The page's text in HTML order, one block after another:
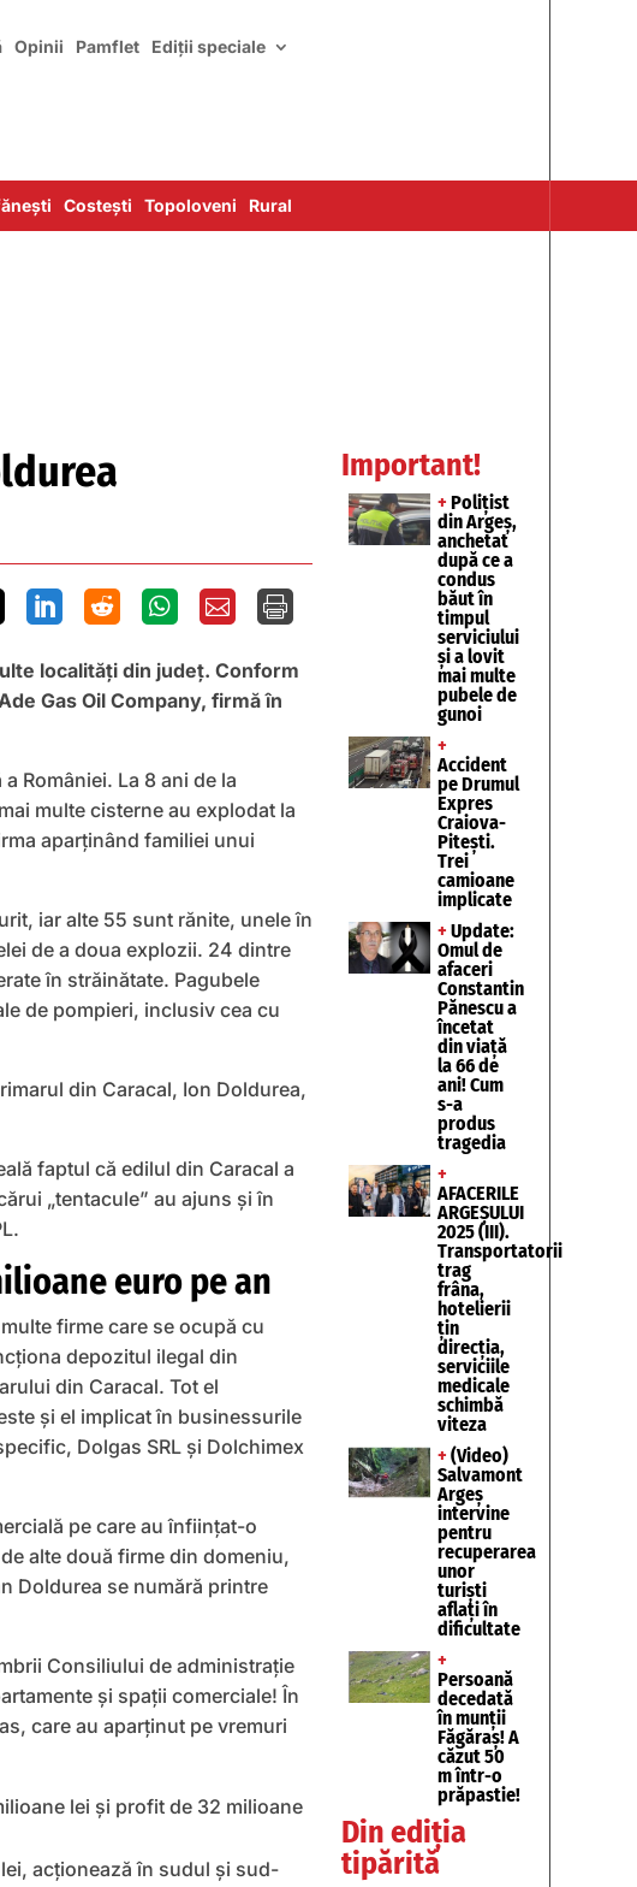
Opinii Pamflet Ediții speciale
Costești Topoloveni Rural
    
localităţi din judeţ. Conform
Gas Oil Company, firmă în
României. La 8 ani de la
multe cisterne au explodat la
aparţinând familiei unui
iar alte 55 sunt rănite, unele în
de a doua explozii. 24 dintre
în străinătate. Pagubele
de pompieri, inclusiv cea cu
din Caracal, Ion Doldurea,
faptul că edilul din Caracal a
„tentacule” au ajuns şi în
euro pe an
firme care se ocupă cu
depozitul ilegal din
din Caracal. Tot el
şi el implicat în businessurile
Dolgas SRL şi Dolchimex
pe care au înființat-o
alte două firme din domeniu,
Doldurea se numără printre
Consiliului de administraţie
și spații comerciale! În
care au aparţinut pe vremuri
lei şi profit de 32 milioane
acţionează în sudul şi sud-
Important!
+ Polițist
din Argeș,
anchetat
după ce a
condus
băut în
timpul
serviciului
și a lovit
mai multe
pubele de
gunoi
+
Accident
pe Drumul
Expres
Craiova-
Pitești.
Trei
camioane
implicate
+ Update:
Omul de
afaceri
Constantin
Pănescu a
încetat
din viață
la 66 de
ani! Cum
s-a
produs
tragedia
+
AFACERILE
ARGEȘULUI
2025 (III).
Transportatorii
trag
frâna,
hotelierii
țin
direcția,
serviciile
medicale
schimbă
viteza
+ (Video)
Salvamont
Argeș
intervine
pentru
recuperarea
unor
turişti
aflaţi în
dificultate
+
Persoană
decedată
în munții
Făgăraș! A
căzut 50
m într-o
prăpastie!
Din ediția
tipărită